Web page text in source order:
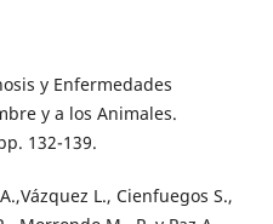
y Enfermedades
y a los Animales.
132-139.
L., Cienfuegos S.,